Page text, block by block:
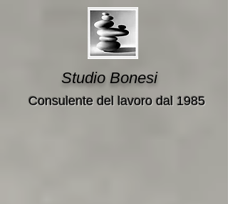
Studio Bonesi
Consulente del lavoro dal 1985